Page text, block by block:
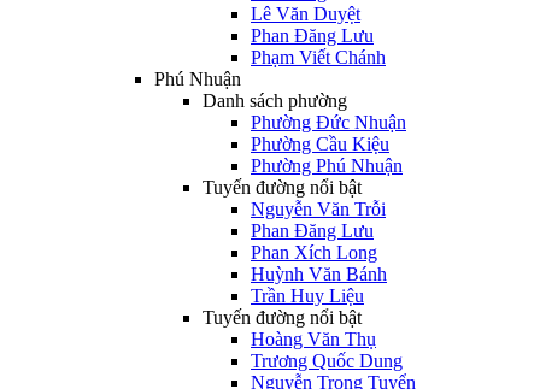
Lê Văn Duyệt
Phan Đăng Lưu
Phạm Viết Chánh
Phú Nhuận
Danh sách phường
Phường Đức Nhuận
Phường Cầu Kiệu
Phường Phú Nhuận
Tuyến đường nổi bật
Nguyễn Văn Trỗi
Phan Đăng Lưu
Phan Xích Long
Huỳnh Văn Bánh
Trần Huy Liệu
Tuyến đường nổi bật
Hoàng Văn Thụ
Trương Quốc Dung
Nguyễn Trọng Tuyển